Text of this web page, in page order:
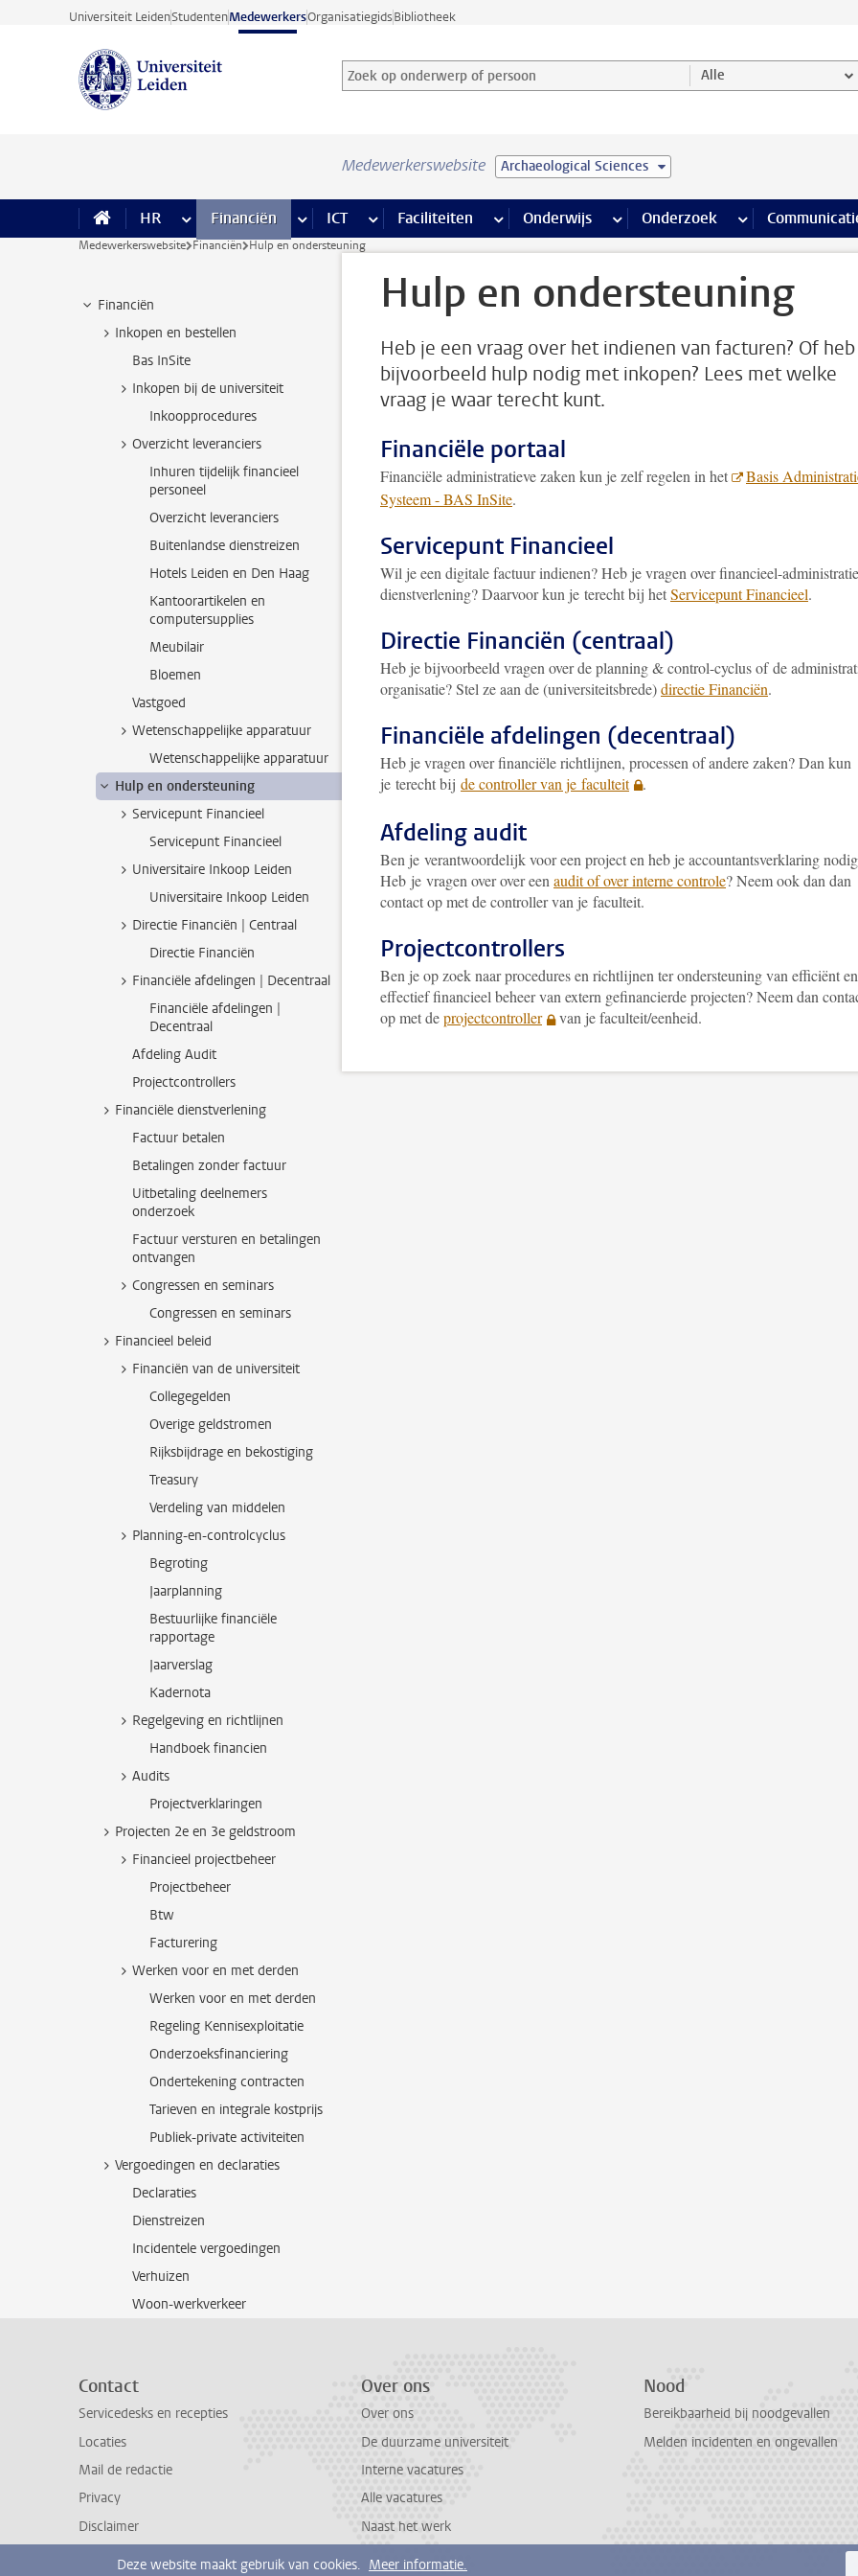
Ga direct naar de inhoud
Universiteit LeidenStudentenMedewerkersOrganisatiegidsBibliotheek
Zoek op onderwerp of persoon en selecteer categorie
Zoekterm Alle
Medewerkerswebsite Archaeological Sciences
HR meer HR pagina’s
Financiën meer Financiën pagina’s
ICT meer ICT pagina’s
Faciliteiten meer Faciliteiten pagina’s
Onderwijs meer Onderwijs pagina’s
Onderzoek meer Onderzoek
Medewerkerswebsite Financiën Hulp en ondersteuning
Financiën
Inkopen en bestellen
Bas InSite
Inkopen bij de universiteit
Inkoopprocedures
Overzicht leveranciers
Inhuren tijdelijk financieel
personeel
Overzicht leveranciers
Buitenlandse dienstreizen
Hotels Leiden en Den Haag
Kantoorartikelen en
computersupplies
Meubilair
Bloemen
Vastgoed
Wetenschappelijke apparatuur
Wetenschappelijke apparatuur
Hulp en ondersteuning
Servicepunt Financieel
Servicepunt Financieel
Universitaire Inkoop Leiden
Universitaire Inkoop Leiden
Directie Financiën | Centraal
Directie Financiën
Financiële afdelingen | Decentraal
Financiële afdelingen |
Decentraal
Afdeling Audit
Projectcontrollers
Financiële dienstverlening
Factuur betalen
Betalingen zonder factuur
Uitbetaling deelnemers
onderzoek
Factuur versturen en betalingen
ontvangen
Congressen en seminars
Congressen en seminars
Financieel beleid
Financiën van de universiteit
Collegegelden
Overige geldstromen
Rijksbijdrage en bekostiging
Treasury
Verdeling van middelen
Planning-en-controlcyclus
Begroting
Jaarplanning
Bestuurlijke financiële
rapportage
Jaarverslag
Kadernota
Regelgeving en richtlijnen
Handboek financien
Audits
Projectverklaringen
Projecten 2e en 3e geldstroom
Financieel projectbeheer
Projectbeheer
Btw
Facturering
Werken voor en met derden
Werken voor en met derden
Regeling Kennisexploitatie
Onderzoeksfinanciering
Ondertekening contracten
Tarieven en integrale kostprijs
Publiek-private activiteiten
Vergoedingen en declaraties
Declaraties
Dienstreizen
Incidentele vergoedingen
Verhuizen
Woon-werkverkeer
Hulp en ondersteuning
Heb je een vraag over het indienen van facturen? Of
bijvoorbeeld hulp nodig met inkopen? Lees met welke
vraag je waar terecht kunt.
Financiële portaal
Financiële administratieve zaken kun je zelf regelen in het
Basis
Systeem - BAS InSite.
Servicepunt Financieel
Wil je een digitale factuur indienen? Heb je vragen over financieel-
dienstverlening? Daarvoor kun je terecht bij hetServicepunt Financieel.
Directie Financiën (centraal)
Heb je bijvoorbeeld vragen over de planning & control-cyclus of de
organisatie? Stel ze aan de (universiteitsbrede)directie Financiën.
Financiële afdelingen (decentraal)
Heb je vragen over financiële richtlijnen, processen of andere zaken? Dan kun
je terecht bij de controller van je faculteit .
Afdeling audit
Ben je verantwoordelijk voor een project en heb je accountantsverklaring
Heb je vragen over over eenaudit of over interne controle? Neem ook dan dan
contact op met de controller van je faculteit.
Projectcontrollers
Ben je op zoek naar procedures en richtlijnen ter ondersteuning van efficiënt en
effectief financieel beheer van extern gefinancierde projecten? Neem dan
op met deprojectcontroller van je faculteit/eenheid.
Contact
Servicedesks en recepties
Locaties
Mail de redactie
Privacy
Disclaimer
Over ons
Over ons
De duurzame universiteit
Interne vacatures
Alle vacatures
Naast het werk
Nood
Bereikbaarheid bij noodgevallen
Melden incidenten en ongevallen
Deze website maakt gebruik van cookies. Meer informatie.